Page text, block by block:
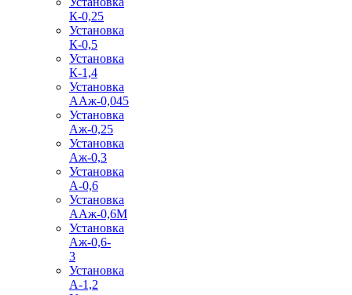
К-0,25
Установка
К-0,5
Установка
К-1,4
Установка
ААж-0,045
Установка
Аж-0,25
Установка
Аж-0,3
Установка
А-0,6
Установка
ААж-0,6М
Установка
Аж-0,6-
3
Установка
А-1,2